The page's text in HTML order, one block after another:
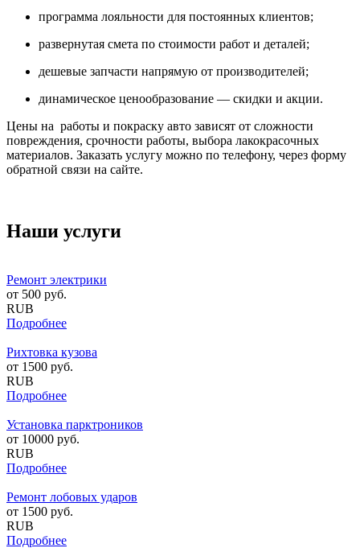
программа лояльности для постоянных клиентов;
развернутая смета по стоимости работ и деталей;
дешевые запчасти напрямую от производителей;
динамическое ценообразование — скидки и акции.
Цены на работы и покраску авто зависят от сложности
повреждения, срочности работы, выбора лакокрасочных
материалов. Заказать услугу можно по телефону, через форму
обратной связи на сайте.
Наши услуги
Ремонт электрики
от 500 руб.
RUB
Подробнее
Рихтовка кузова
от 1500 руб.
RUB
Подробнее
Установка парктроников
от 10000 руб.
RUB
Подробнее
Ремонт лобовых ударов
от 1500 руб.
RUB
Подробнее